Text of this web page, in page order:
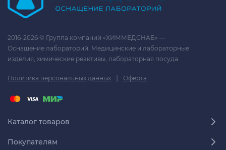
2016-2026 © Группа компаний «ХИММЕДСНАБ» —
Оснащение лабораторий. Медицинские и лабораторные
изделия, химические реактивы, лабораторная посуда.
Политика персональных данных | Оферта
Каталог товаров
Покупателям